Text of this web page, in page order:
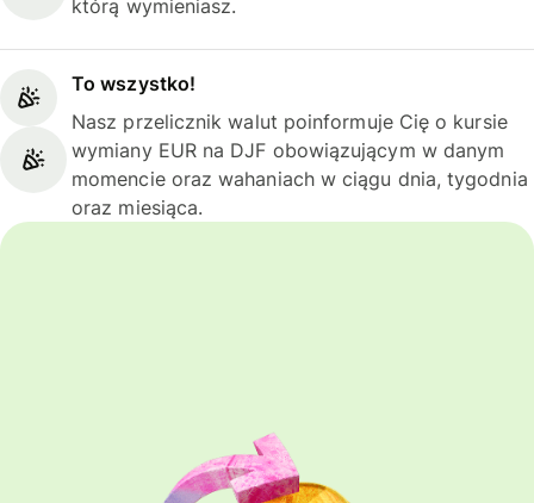
którą wymieniasz.
To wszystko!
Nasz przelicznik walut poinformuje Cię o kursie
wymiany EUR na DJF obowiązującym w danym
momencie oraz wahaniach w ciągu dnia, tygodnia
oraz miesiąca.